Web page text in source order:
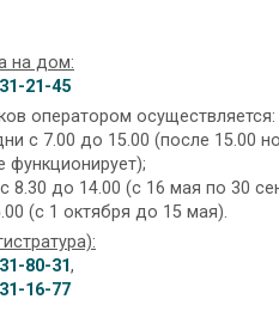
на дом:
21-45
оператором осуществляется:
с 7.00 до 15.00 (после 15.00
функционирует);
8.30 до 14.00 (с 16 мая по 30
(с 1 октября до 15 мая).
80-31,
16-77